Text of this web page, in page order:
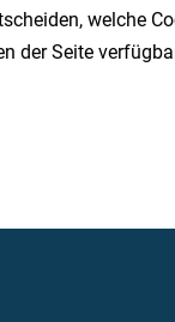
E-Mail.
welche
der Seite